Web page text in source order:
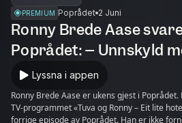
PREMIUM Poprådet 2 Juni
Ronny Brede Aase
Poprådet: – Unnskyld
Lyssna i appen
Ronny Brede Aase er ukens gjest i
TV-programmet «Tuva og Ronny – Eit lite
forrige episode av Poprådet. Han er ikke